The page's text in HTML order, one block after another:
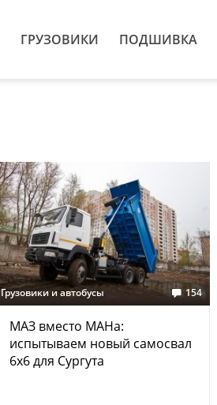
ГРУЗОВИКИ ПОДШИВКА
Грузовики и автобусы 154
МАЗ вместо МАНа:
испытываем новый самосвал
6x6 для Сургута